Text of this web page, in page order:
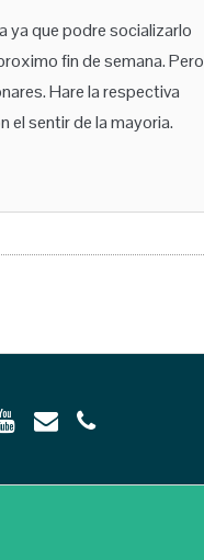
ya que podre socializarlo
fin de semana. Pero
Hare la respectiva
el sentir de la mayoria.